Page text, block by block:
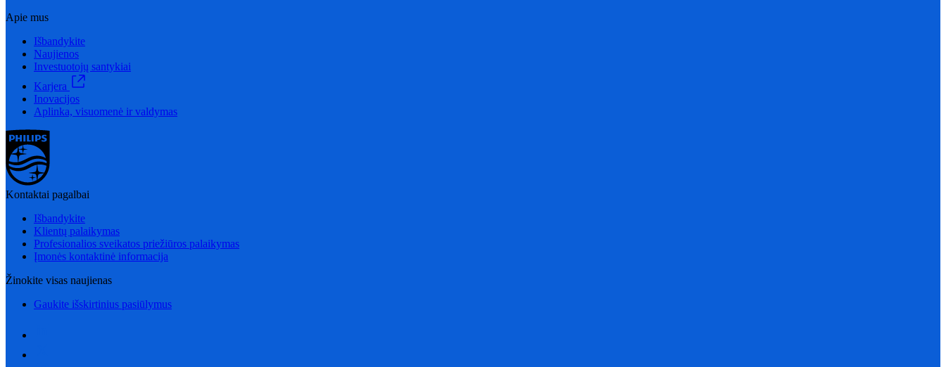
Apie mus
Išbandykite
Naujienos
Investuotojų santykiai
Karjera
Inovacijos
Aplinka, visuomenė ir valdymas
Kontaktai pagalbai
Išbandykite
Klientų palaikymas
Profesionalios sveikatos priežiūros palaikymas
Įmonės kontaktinė informacija
Žinokite visas naujienas
Gaukite išskirtinius pasiūlymus